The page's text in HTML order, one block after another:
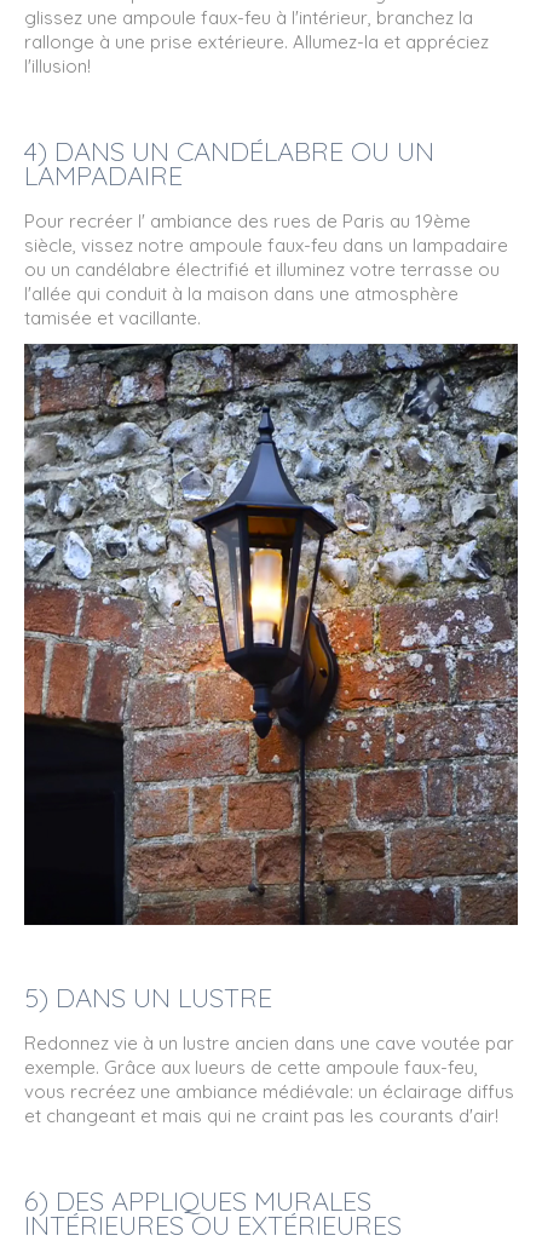
glissez une ampoule faux-feu à l'intérieur, branchez la
rallonge à une prise extérieure. Allumez-la et appréciez
l'illusion!
4) DANS UN CANDÉLABRE OU UN
LAMPADAIRE
Pour recréer l' ambiance des rues de Paris au 19ème
siècle, vissez notre ampoule faux-feu dans un lampadaire
ou un candélabre électrifié et illuminez votre terrasse ou
l'allée qui conduit à la maison dans une atmosphère
tamisée et vacillante.
5) DANS UN LUSTRE
Redonnez vie à un lustre ancien dans une cave voutée par
exemple. Grâce aux lueurs de cette ampoule faux-feu,
vous recréez une ambiance médiévale: un éclairage diffus
et changeant et mais qui ne craint pas les courants d'air!
6) DES APPLIQUES MURALES
INTÉRIEURES OU EXTÉRIEURES